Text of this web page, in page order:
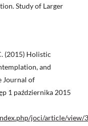
Study of Larger
(2015) Holistic
and
Journal of
1 października 2015
joci/article/view/